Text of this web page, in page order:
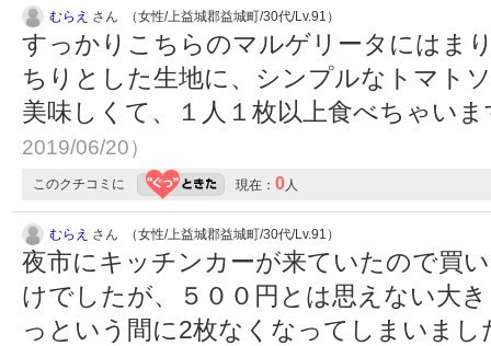
むらえ さん （女性/上益城郡益城町/30代/Lv.91）
すっかりこちらのマルゲリータにはま
ちりとした生地に、シンプルなトマト
美味しくて、１人１枚以上食べちゃい
2019/06/20）
このクチコミに 現在： 0人
むらえ さん （女性/上益城郡益城町/30代/Lv.91）
夜市にキッチンカーが来ていたので買
けでしたが、５００円とは思えない大
っという間に2枚なくなってしまいま